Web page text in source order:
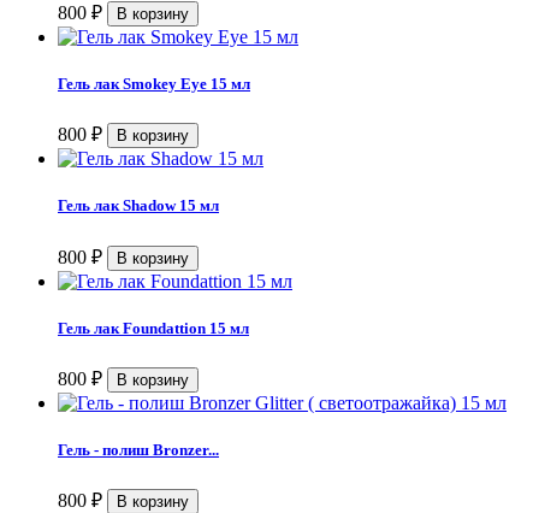
800 ₽
Гель лак Smokey Eye 15 мл
800 ₽
Гель лак Shadow 15 мл
800 ₽
Гель лак Foundattion 15 мл
800 ₽
Гель - полиш Bronzer...
800 ₽